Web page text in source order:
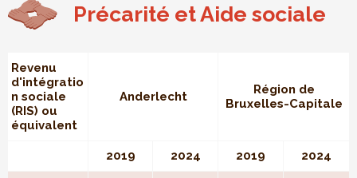
Précarité et Aide sociale
Revenu
d'intégratio
n sociale
(RIS) ou
équivalent
Anderlecht
Région de
Bruxelles-Capitale
2019 2024 2019 2024